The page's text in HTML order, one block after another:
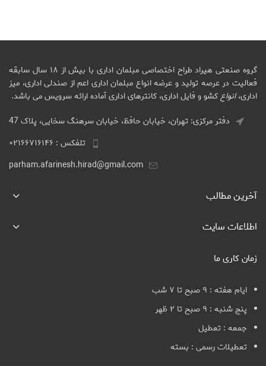
گروه صنعتی هیراد طراح اختصاصی مبلمان اداری با بیش از ۱۸ سال سابقه
فعالیت در عرصه تولید و عرضه انواع مبلمان اداری اعم از صندلی اداری، میز
اداری،انواعکشو و فایل اداری، کانترهای اداری آماده ارائه سرویس می باشد.
دفتر مرکزی: تهران، خیابان حافظ، خیابان سرهنگ سخایی، پلاک 47
تلفکس : ۰۲۱۶۶۷۱۶۱۴۶
parham.afarinesh.hirad@gmail.com
آخرین مطالب
اطلاعات سایت
زمان کاری ما
ایام هفته : ۹ صبح تا ۷ شب
پنج شنبه : ۹ صبح تا ۲ ظهر
جمعه : تعطیل
تعطیلات رسمی : بسته